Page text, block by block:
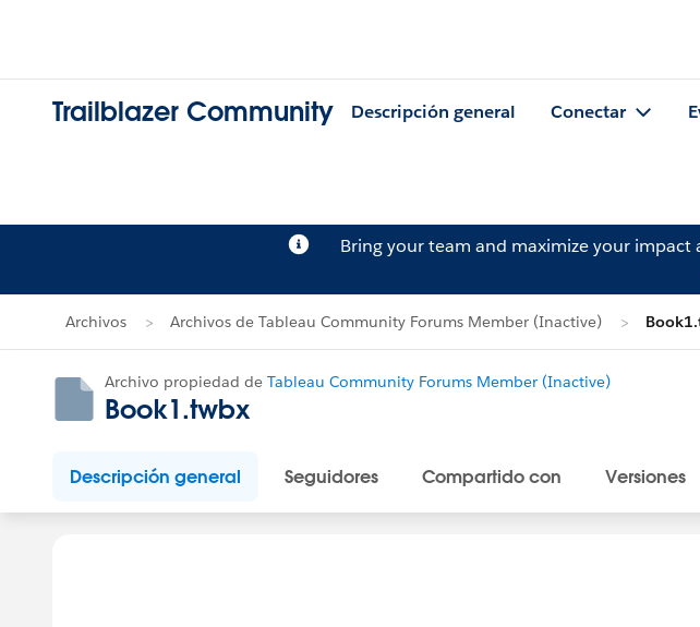
Trailblazer Community Descripción general Conectar
Bring your team and maximize your impact
Archivos Archivos de Tableau Community Forums Member (Inactive)
Archivo propiedad de Tableau Community Forums Member (Inactive)
Book1.twbx
Descripción general Seguidores Compartido con Versiones